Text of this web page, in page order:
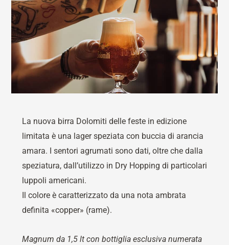
La nuova birra Dolomiti delle feste in edizione
limitata è una lager speziata con buccia di arancia
amara. I sentori agrumati sono dati, oltre che dalla
speziatura, dall’utilizzo in Dry Hopping di particolari
luppoli americani.
Il colore è caratterizzato da una nota ambrata
definita «copper» (rame).
Magnum da 1,5 lt con bottiglia esclusiva numerata